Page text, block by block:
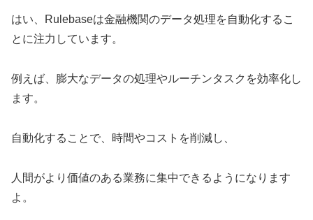
はい、Rulebaseは金融機関のデータ処理を自動化するこ
とに注力しています。
例えば、膨大なデータの処理やルーチンタスクを効率化し
ます。
自動化することで、時間やコストを削減し、
人間がより価値のある業務に集中できるようになります
よ。